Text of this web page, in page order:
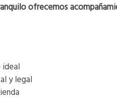
ofrecemos
y legal